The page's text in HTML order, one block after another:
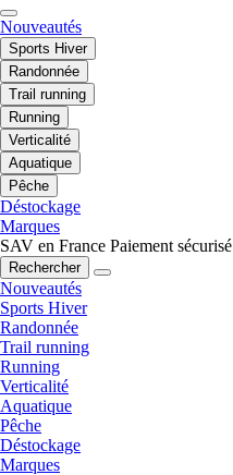
Nouveautés
Sports Hiver
Randonnée
Trail running
Running
Verticalité
Aquatique
Pêche
Déstockage
Marques
SAV en France Paiement sécurisé
Rechercher
Nouveautés
Sports Hiver
Randonnée
Trail running
Running
Verticalité
Aquatique
Pêche
Déstockage
Marques